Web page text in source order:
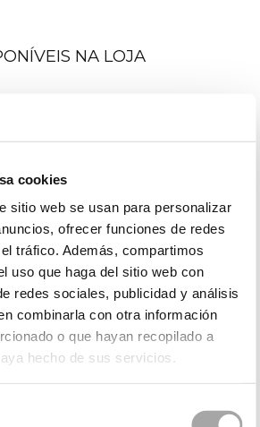
cookies
sitio web se usan para personalizar
ofrecer funciones de redes
tráfico. Además, compartimos
uso que haga del sitio web con
redes sociales, publicidad y análisis
combinarla con otra información
o que hayan recopilado a
hecho de sus servicios.
NA LOJA